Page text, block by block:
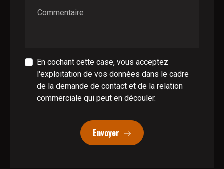
Commentaire
En cochant cette case, vous acceptez
l'exploitation de vos données dans le cadre
de la demande de contact et de la relation
commerciale qui peut en découler.
Envoyer